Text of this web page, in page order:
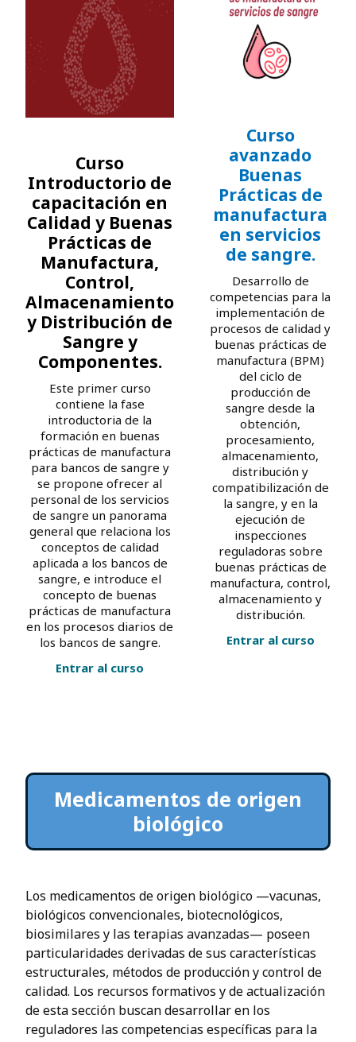
Curso
Introductorio de
capacitación en
Calidad y Buenas
Prácticas de
Manufactura,
Control,
Almacenamiento
y Distribución de
Sangre y
Componentes.
Este primer curso
contiene la fase
introductoria de la
formación en buenas
prácticas de manufactura
para bancos de sangre y
se propone ofrecer al
personal de los servicios
de sangre un panorama
general que relaciona los
conceptos de calidad
aplicada a los bancos de
sangre, e introduce el
concepto de buenas
prácticas de manufactura
en los procesos diarios de
los bancos de sangre.
Entrar al curso
Curso
avanzado
Buenas
Prácticas de
manufactura
en servicios
de sangre.
Desarrollo de
competencias para la
implementación de
procesos de calidad y
buenas prácticas de
manufactura (BPM)
del ciclo de
producción de
sangre desde la
obtención,
procesamiento,
almacenamiento,
distribución y
compatibilización de
la sangre, y en la
ejecución de
inspecciones
reguladoras sobre
buenas prácticas de
manufactura, control,
almacenamiento y
distribución.
Entrar al curso
Medicamentos de origen
biológico
Los medicamentos de origen biológico —vacunas,
biológicos convencionales, biotecnológicos,
biosimilares y las terapias avanzadas— poseen
particularidades derivadas de sus características
estructurales, métodos de producción y control de
calidad. Los recursos formativos y de actualización
de esta sección buscan desarrollar en los
reguladores las competencias específicas para la